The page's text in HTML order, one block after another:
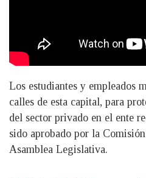
Los estudiantes y empleados
calles de esta capital, para
del sector privado en el ente
sido aprobado por la
Asamblea Legislativa.